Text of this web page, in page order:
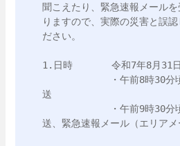
聞こえたり、緊急速報メール
りますので、実際の災害と誤
ださい。
1.日時　　　　令和7年8月31日
・午前8時30分頃　
送
・午前9時30分頃　
送、緊急速報メール（エリアメ